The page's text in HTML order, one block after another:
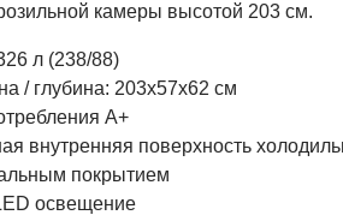
камеры высотой 203 см.
л (238/88)
/ глубина: 203х57х62 см
A+
внутренняя поверхность
покрытием
освещение